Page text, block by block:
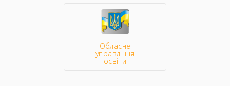
Обласне
управління
освіти